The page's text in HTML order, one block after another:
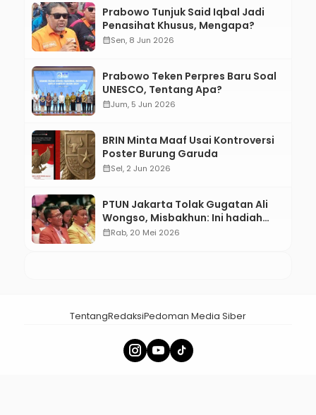
Prabowo Tunjuk Said Iqbal Jadi
Penasihat Khusus, Mengapa?
calendar_monthSen, 8 Jun 2026
Prabowo Teken Perpres Baru Soal
UNESCO, Tentang Apa?
calendar_monthJum, 5 Jun 2026
BRIN Minta Maaf Usai Kontroversi
Poster Burung Garuda
calendar_monthSel, 2 Jun 2026
PTUN Jakarta Tolak Gugatan Ali
Wongso, Misbakhun: Ini hadiah
Ulang Tahun Ke-66 SOKSI
calendar_monthRab, 20 Mei 2026
TentangRedaksiPedoman Media Siber